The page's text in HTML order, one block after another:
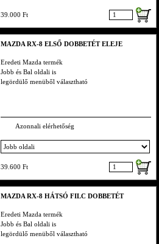
39.000 Ft
MAZDA RX-8 ELSŐ DOBBETÉT ELEJE
Eredeti Mazda termék
Jobb és Bal oldali is
legördülő menüből választható
Azonnali elérhetőség
39.600 Ft
MAZDA RX-8 HÁTSÓ FILC DOBBETÉT
Eredeti Mazda termék
Jobb és Bal oldali is
legördülő menüből választható